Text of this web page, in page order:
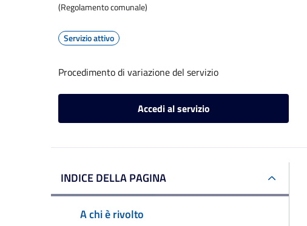
(Regolamento comunale)
Servizio attivo
Procedimento di variazione del servizio
Accedi al servizio
INDICE DELLA PAGINA
A chi è rivolto